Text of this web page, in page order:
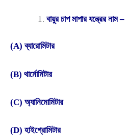
বায়ুর চাপ মাপার যন্ত্রের নাম –
(A) ব্যারোমিটার
(B) থার্মোমিটার
(C) অ্যানিমোমিটার
(D) হাইগ্রোমিটার